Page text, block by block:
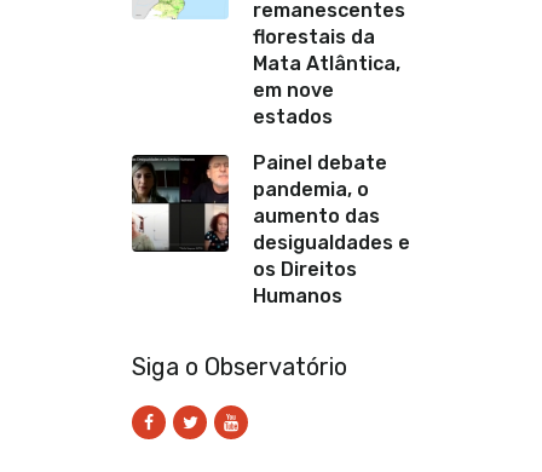
remanescentes
florestais da
Mata Atlântica,
em nove
estados
Painel debate
pandemia, o
aumento das
desigualdades e
os Direitos
Humanos
Siga o Observatório